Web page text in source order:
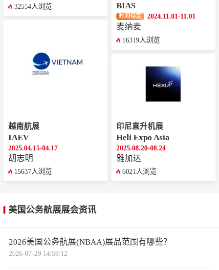
32554人浏览
越南航展
IAEV
2025.04.15-04.17
胡志明
15637人浏览
BIAS
时间待定 2024.11.01-11.01
麦纳麦
16319人浏览
印尼直升机展
Heli Expo Asia
2025.08.20-08.24
雅加达
6021人浏览
美国公务航展展会资讯
2026美国公务航展(NBAA)展品范围有哪些？
2026-07-29 14:59:12